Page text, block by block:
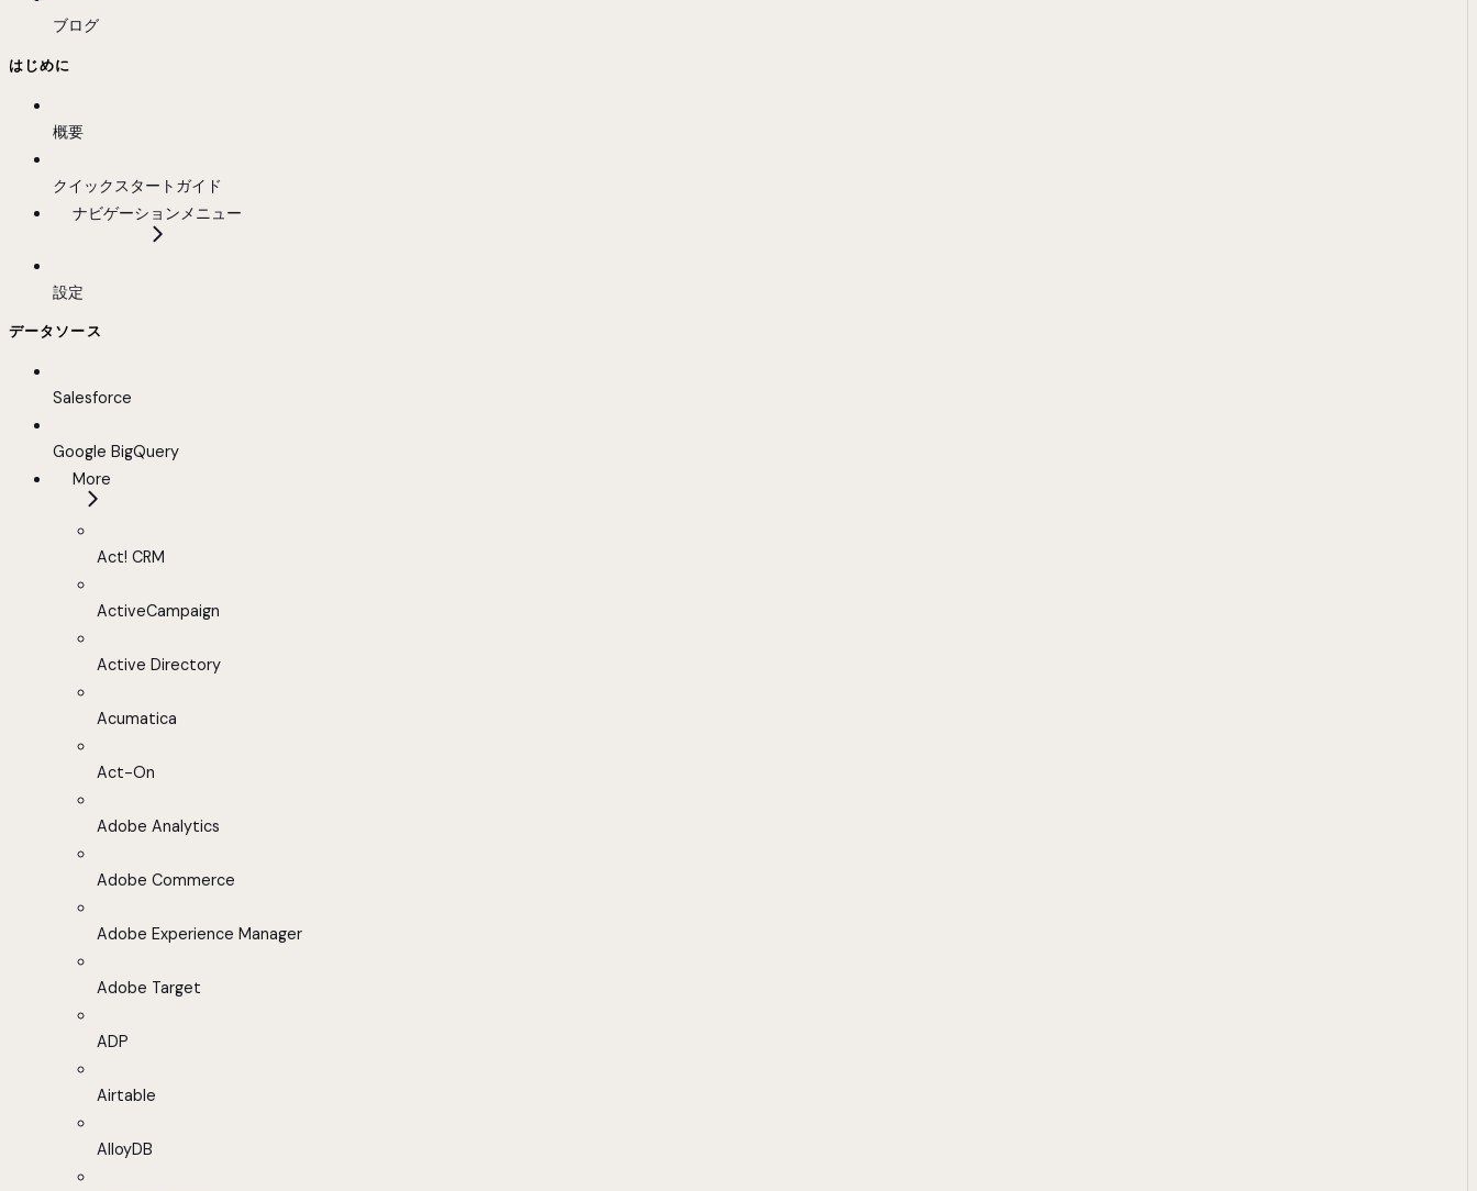
ブログ
はじめに
概要
クイックスタートガイド
ナビゲーションメニュー
設定
データソース
Salesforce
Google BigQuery
More
Act! CRM
ActiveCampaign
Active Directory
Acumatica
Act-On
Adobe Analytics
Adobe Commerce
Adobe Experience Manager
Adobe Target
ADP
Airtable
AlloyDB